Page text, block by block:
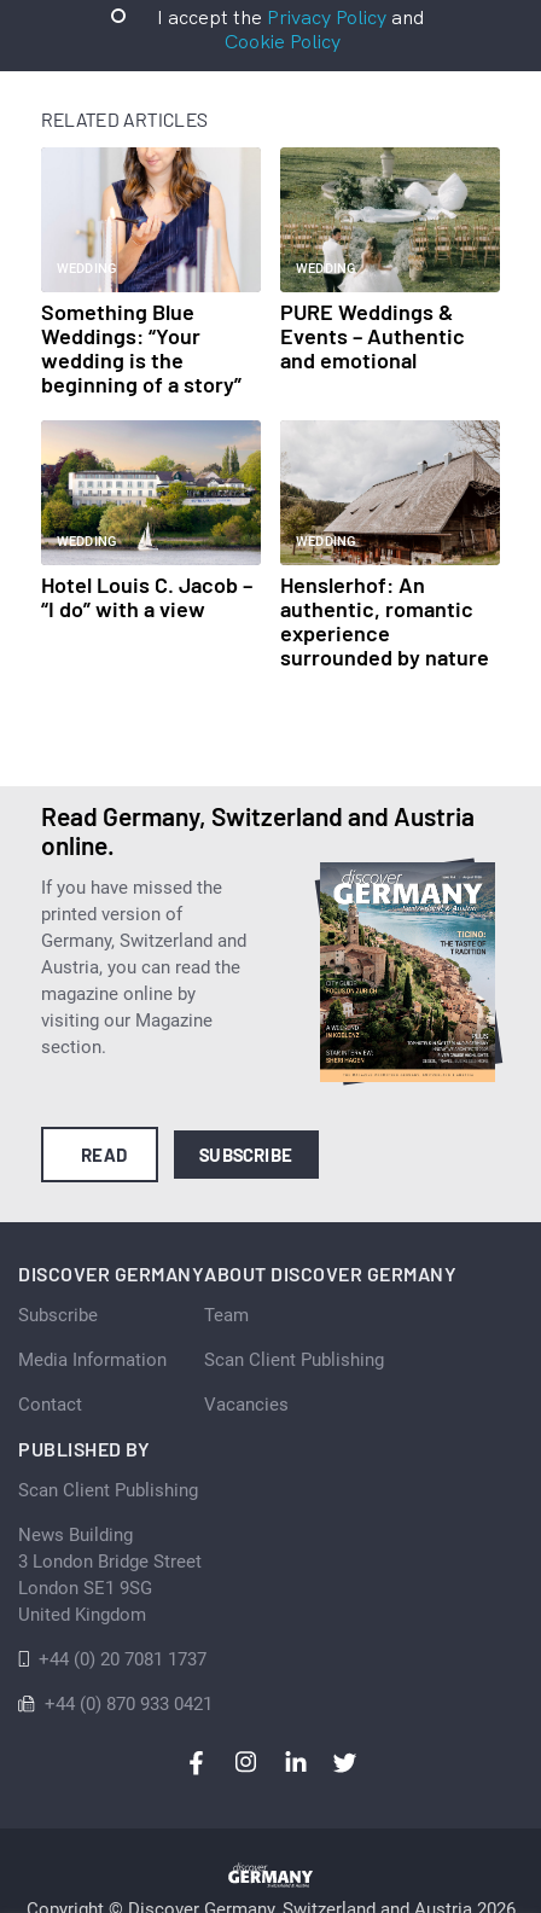
I accept the Privacy Policyand
Cookie Policy
RELATED ARTICLES
WEDDING
Something Blue
Weddings: “Your
wedding is the
beginning of a story”
WEDDING
PURE Weddings &
Events – Authentic
and emotional
WEDDING
Hotel Louis C. Jacob –
“I do” with a view
WEDDING
Henslerhof: An
authentic, romantic
experience
surrounded by nature
Read Germany, Switzerland and Austria
online.
If you have missed the
printed version of
Germany, Switzerland and
Austria, you can read the
magazine online by
visiting our Magazine
section.
READ SUBSCRIBE
DISCOVER GERMANY
Subscribe
Media Information
Contact
ABOUT DISCOVER GERMANY
Team
Scan Client Publishing
Vacancies
PUBLISHED BY
Scan Client Publishing
News Building
3 London Bridge Street
London SE1 9SG
United Kingdom
+44 (0) 20 7081 1737
+44 (0) 870 933 0421